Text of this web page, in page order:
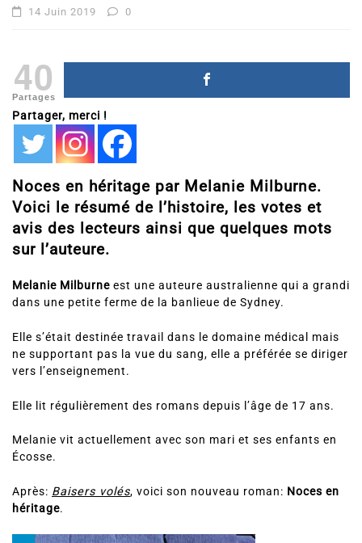
14 Juin 2019 0
40
Partages
Partager, merci !
Noces en héritage par Melanie Milburne.
Voici le résumé de l’histoire, les votes et
avis des lecteurs ainsi que quelques mots
sur l’auteure.
Melanie Milburne est une auteure australienne qui a grandi
dans une petite ferme de la banlieue de Sydney.
Elle s’était destinée travail dans le domaine médical mais
ne supportant pas la vue du sang, elle a préférée se diriger
vers l’enseignement.
Elle lit régulièrement des romans depuis l’âge de 17 ans.
Melanie vit actuellement avec son mari et ses enfants en
Écosse.
Après: Baisers volés, voici son nouveau roman: Noces en
héritage.